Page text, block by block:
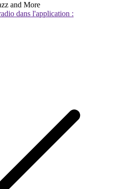
and More
dans l'application :